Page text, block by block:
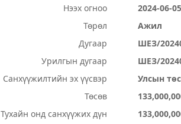
Нээх огноо
2024-06-
Төрөл
Ажил
Дугаар
ШЕЗ/
Урилгын дугаар
ШЕЗ/
Санхүүжилтийн эх үүсвэр
Улсын
Төсөв
Тухайн онд санхүүжих дүн